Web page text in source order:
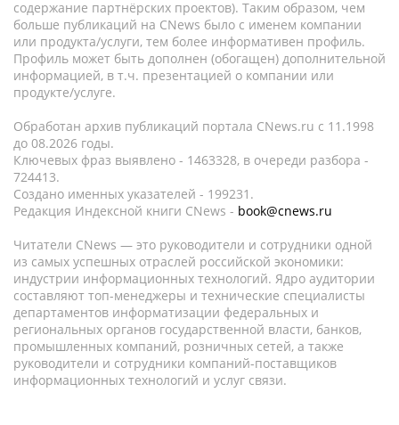
содержание партнёрских проектов). Таким образом, чем
больше публикаций на CNews было с именем компании
или продукта/услуги, тем более информативен профиль.
Профиль может быть дополнен (обогащен) дополнительной
информацией, в т.ч. презентацией о компании или
продукте/услуге.
Обработан архив публикаций портала CNews.ru c 11.1998
до 08.2026 годы.
Ключевых фраз выявлено - 1463328, в очереди разбора -
724413.
Создано именных указателей - 199231.
Редакция Индексной книги CNews - book@cnews.ru
Читатели CNews — это руководители и сотрудники одной
из самых успешных отраслей российской экономики:
индустрии информационных технологий. Ядро аудитории
составляют топ-менеджеры и технические специалисты
департаментов информатизации федеральных и
региональных органов государственной власти, банков,
промышленных компаний, розничных сетей, а также
руководители и сотрудники компаний-поставщиков
информационных технологий и услуг связи.